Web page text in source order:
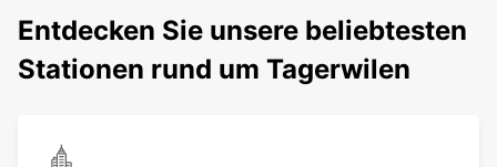
Entdecken Sie unsere beliebtesten
Stationen rund um Tagerwilen